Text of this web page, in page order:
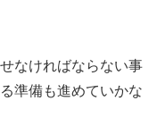
なければならない事
準備も進めていかな